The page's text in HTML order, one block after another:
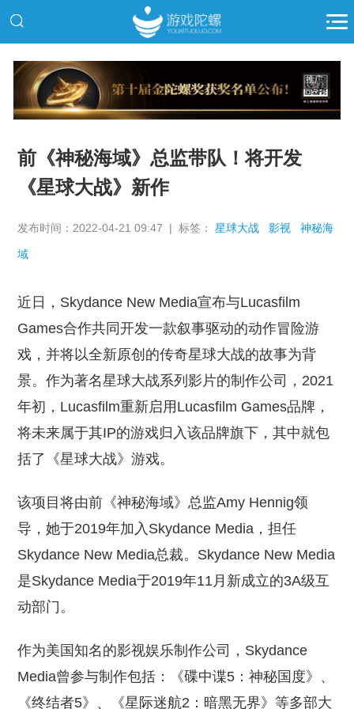
推广
前《神秘海域》总监带队！将开发
《星球大战》新作
发布时间：2022-04-21 09:47 | 标签：星球大战 影视 神秘海
域
近日，Skydance New Media宣布与Lucasfilm
Games合作共同开发一款叙事驱动的动作冒险游
戏，并将以全新原创的传奇星球大战的故事为背
景。作为著名星球大战系列影片的制作公司，2021
年初，Lucasfilm重新启用Lucasfilm Games品牌，
将未来属于其IP的游戏归入该品牌旗下，其中就包
括了《星球大战》游戏。
该项目将由前《神秘海域》总监Amy Hennig领
导，她于2019年加入Skydance Media，担任
Skydance New Media总裁。Skydance New Media
是Skydance Media于2019年11月新成立的3A级互
动部门。
作为美国知名的影视娱乐制作公司，Skydance
Media曾参与制作包括：《碟中谍5：神秘国度》、
《终结者5》、《星际迷航2：暗黑无界》等多部大